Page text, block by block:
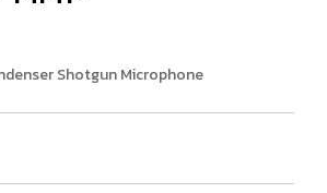
Shotgun Microphone